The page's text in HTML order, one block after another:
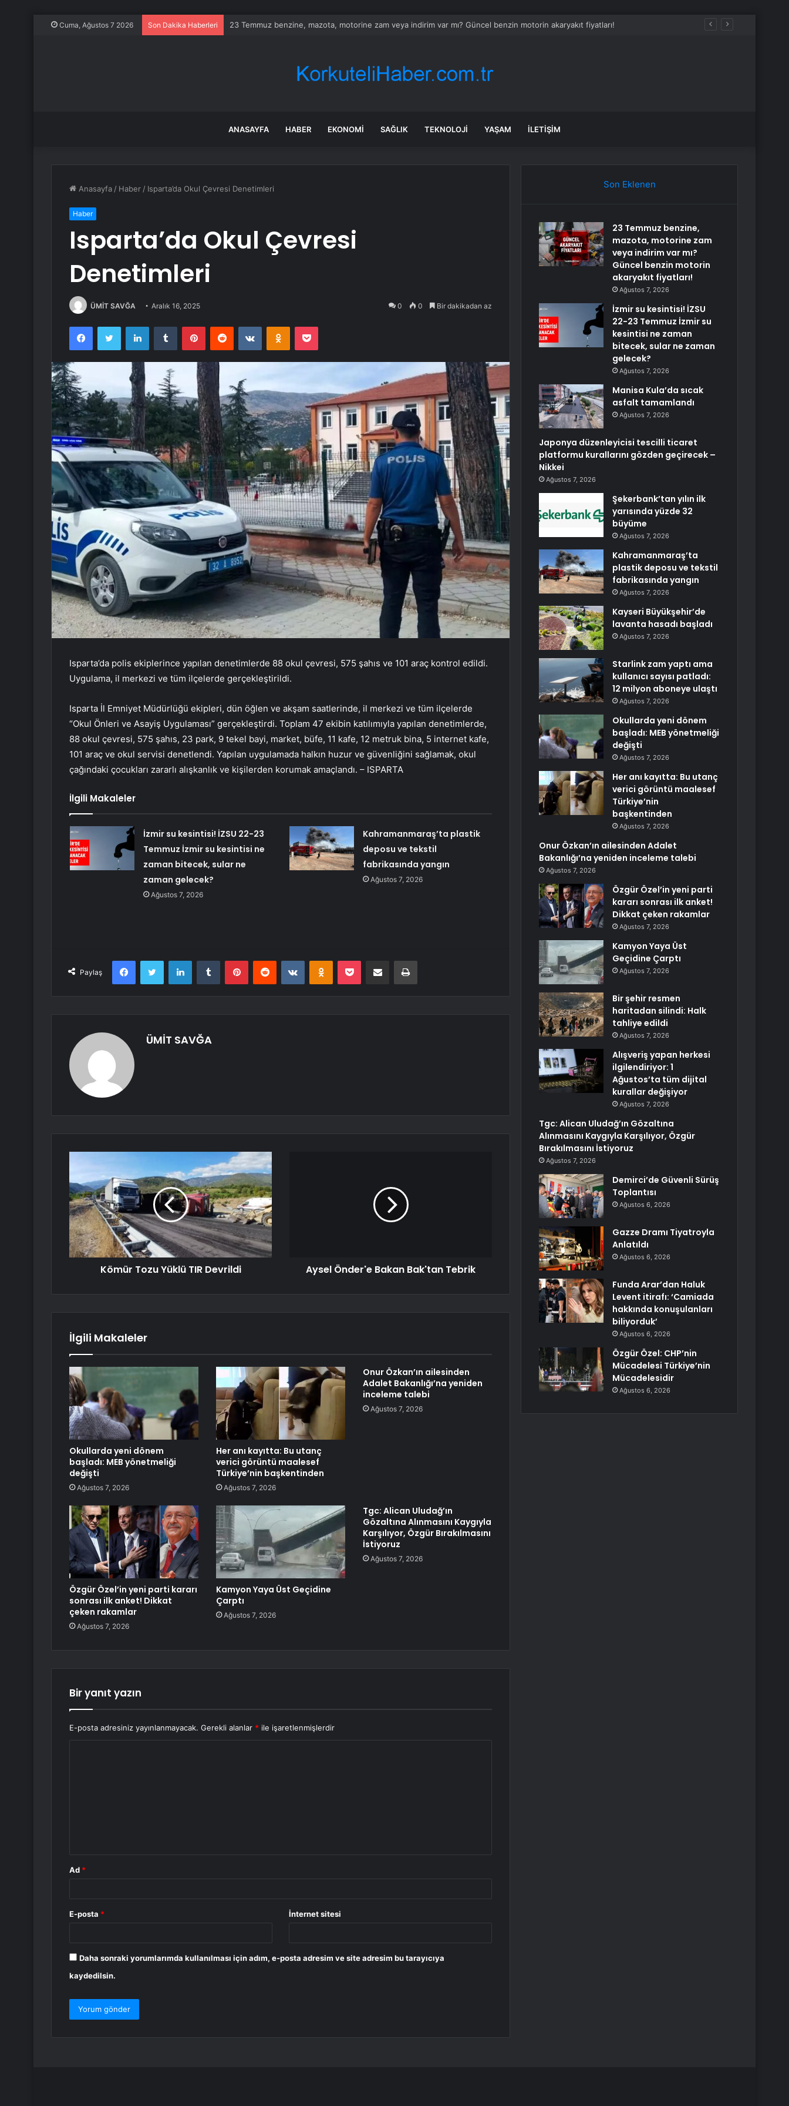
Cuma, Ağustos 7 2026 Son Dakika Haberleri 23 Temmuz benzine, mazota, motorine zam veya indirim var mı? Güncel benzin motorin akaryakıt fiyatları!
ANASAYFA HABER EKONOMI SAĞLIK TEKNOLOJI YAŞAM İLETIŞIM
Anasayfa / Haber / Isparta’da Okul Çevresi Denetimleri
Haber
Isparta’da Okul Çevresi
Denetimleri
ÜMİT SAVĞA Aralık 16, 2025 0 0 Bir dakikadan az
FacebookTwitter LinkedInTumblr PinterestReddit VKontakteOdnoklassniki
Pocket
Isparta’da polis ekiplerince yapılan denetimlerde 88 okul çevresi, 575 şahıs ve 101 araç kontrol edildi.
Uygulama, il merkezi ve tüm ilçelerde gerçekleştirildi.
Isparta İl Emniyet Müdürlüğü ekipleri, dün öğlen ve akşam saatlerinde, il merkezi ve tüm ilçelerde
“Okul Önleri ve Asayiş Uygulaması” gerçekleştirdi. Toplam 47 ekibin katılımıyla yapılan denetimlerde,
88 okul çevresi, 575 şahıs, 23 park, 9 tekel bayi, market, büfe, 11 kafe, 12 metruk bina, 5 internet kafe,
101 araç ve okul servisi denetlendi. Yapılan uygulamada halkın huzur ve güvenliğini sağlamak, okul
çağındaki çocukları zararlı alışkanlık ve kişilerden korumak amaçlandı. – ISPARTA
İlgili Makaleler
İzmir su kesintisi! İZSU 22-23
Temmuz İzmir su kesintisi ne
zaman bitecek, sular ne
zaman gelecek?
Ağustos 7, 2026
Kahramanmaraş’ta plastik
deposu ve tekstil
fabrikasında yangın
Ağustos 7, 2026
Paylaş
FacebookTwitter LinkedInTumblr PinterestReddit VKontakteOdnoklassniki
Pocket E-Posta ile paylaş Yazdır
ÜMİT SAVĞA
Kömür Tozu Yüklü TIR Devrildi Aysel Önder'e Bakan Bak'tan Tebrik
İlgili Makaleler
Okullarda yeni dönem
başladı: MEB yönetmeliği
değişti
Ağustos 7, 2026
Her anı kayıtta: Bu utanç
verici görüntü maalesef
Türkiye’nin başkentinden
Ağustos 7, 2026
Onur Özkan’ın ailesinden
Adalet Bakanlığı’na yeniden
inceleme talebi
Ağustos 7, 2026
Özgür Özel’in yeni parti kararı
sonrası ilk anket! Dikkat
çeken rakamlar
Ağustos 7, 2026
Kamyon Yaya Üst Geçidine
Çarptı
Ağustos 7, 2026
Tgc: Alican Uludağ’ın
Gözaltına Alınmasını Kaygıyla
Karşılıyor, Özgür Bırakılmasını
İstiyoruz
Ağustos 7, 2026
Bir yanıt yazın
E-posta adresiniz yayınlanmayacak. Gerekli alanlar * ile işaretlenmişlerdir
Ad *
E-posta * İnternet sitesi
Daha sonraki yorumlarımda kullanılması için adım, e-posta adresim ve site adresim bu tarayıcıya
kaydedilsin.
Son Eklenen
23 Temmuz benzine,
mazota, motorine zam
veya indirim var mı?
Güncel benzin motorin
akaryakıt fiyatları!
Ağustos 7, 2026
İzmir su kesintisi! İZSU
22-23 Temmuz İzmir su
kesintisi ne zaman
bitecek, sular ne zaman
gelecek?
Ağustos 7, 2026
Manisa Kula’da sıcak
asfalt tamamlandı
Ağustos 7, 2026
Japonya düzenleyicisi tescilli ticaret
platformu kurallarını gözden geçirecek –
Nikkei
Ağustos 7, 2026
Şekerbank’tan yılın ilk
yarısında yüzde 32
büyüme
Ağustos 7, 2026
Kahramanmaraş’ta
plastik deposu ve tekstil
fabrikasında yangın
Ağustos 7, 2026
Kayseri Büyükşehir’de
lavanta hasadı başladı
Ağustos 7, 2026
Starlink zam yaptı ama
kullanıcı sayısı patladı:
12 milyon aboneye ulaştı
Ağustos 7, 2026
Okullarda yeni dönem
başladı: MEB yönetmeliği
değişti
Ağustos 7, 2026
Her anı kayıtta: Bu utanç
verici görüntü maalesef
Türkiye’nin
başkentinden
Ağustos 7, 2026
Onur Özkan’ın ailesinden Adalet
Bakanlığı’na yeniden inceleme talebi
Ağustos 7, 2026
Özgür Özel’in yeni parti
kararı sonrası ilk anket!
Dikkat çeken rakamlar
Ağustos 7, 2026
Kamyon Yaya Üst
Geçidine Çarptı
Ağustos 7, 2026
Bir şehir resmen
haritadan silindi: Halk
tahliye edildi
Ağustos 7, 2026
Alışveriş yapan herkesi
ilgilendiriyor: 1
Ağustos’ta tüm dijital
kurallar değişiyor
Ağustos 7, 2026
Tgc: Alican Uludağ’ın Gözaltına
Alınmasını Kaygıyla Karşılıyor, Özgür
Bırakılmasını İstiyoruz
Ağustos 7, 2026
Demirci’de Güvenli Sürüş
Toplantısı
Ağustos 6, 2026
Gazze Dramı Tiyatroyla
Anlatıldı
Ağustos 6, 2026
Funda Arar’dan Haluk
Levent itirafı: ‘Camiada
hakkında konuşulanları
biliyorduk’
Ağustos 6, 2026
Özgür Özel: CHP’nin
Mücadelesi Türkiye’nin
Mücadelesidir
Ağustos 6, 2026